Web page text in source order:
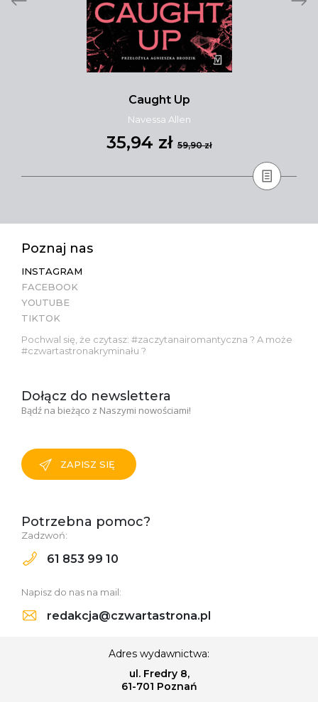
Caught Up
Navessa Allen
35,94 zł 59,90 zł
Poznaj nas
INSTAGRAM
FACEBOOK
YOUTUBE
TIKTOK
Pochwal się, że czytasz: #zaczytanairomantyczna ? A może
#czwartastronakryminału ?
Dołącz do newslettera
Bądź na bieżąco z Naszymi nowościami!
ZAPISZ SIĘ
Potrzebna pomoc?
Zadzwoń:
61 853 99 10
Napisz do nas na mail:
redakcja@czwartastrona.pl
Adres wydawnictwa:
ul. Fredry 8,
61-701 Poznań